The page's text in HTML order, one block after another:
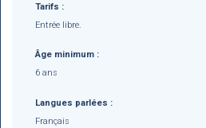
Tarifs :
Entrée libre.
Âge minimum :
6 ans
Langues parlées :
Français